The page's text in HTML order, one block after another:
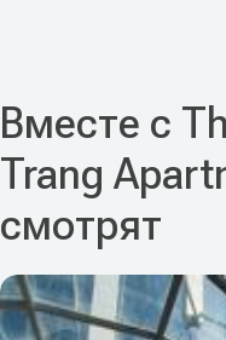
Вместе с
Trang
смотрят